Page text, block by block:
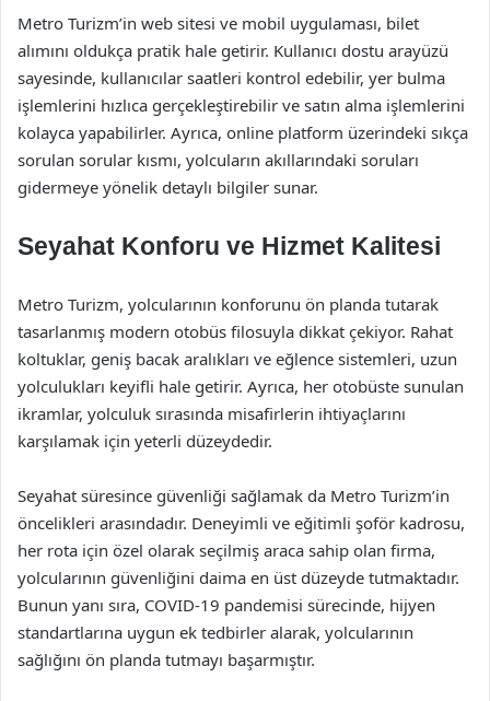
Metro Turizm’in web sitesi ve mobil uygulaması, bilet
alımını oldukça pratik hale getirir. Kullanıcı dostu arayüzü
sayesinde, kullanıcılar saatleri kontrol edebilir, yer bulma
işlemlerini hızlıca gerçekleştirebilir ve satın alma işlemlerini
kolayca yapabilirler. Ayrıca, online platform üzerindeki sıkça
sorulan sorular kısmı, yolcuların akıllarındaki soruları
gidermeye yönelik detaylı bilgiler sunar.
Seyahat Konforu ve Hizmet Kalitesi
Metro Turizm, yolcularının konforunu ön planda tutarak
tasarlanmış modern otobüs filosuyla dikkat çekiyor. Rahat
koltuklar, geniş bacak aralıkları ve eğlence sistemleri, uzun
yolculukları keyifli hale getirir. Ayrıca, her otobüste sunulan
ikramlar, yolculuk sırasında misafirlerin ihtiyaçlarını
karşılamak için yeterli düzeydedir.
Seyahat süresince güvenliği sağlamak da Metro Turizm’in
öncelikleri arasındadır. Deneyimli ve eğitimli şoför kadrosu,
her rota için özel olarak seçilmiş araca sahip olan firma,
yolcularının güvenliğini daima en üst düzeyde tutmaktadır.
Bunun yanı sıra, COVID-19 pandemisi sürecinde, hijyen
standartlarına uygun ek tedbirler alarak, yolcularının
sağlığını ön planda tutmayı başarmıştır.